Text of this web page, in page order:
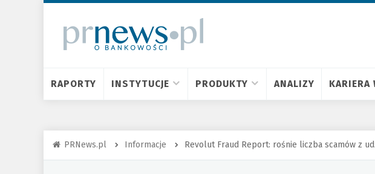
RAPORTY INSTYTUCJE PRODUKTY ANALIZY KARIERA
PRNews.pl Informacje Revolut Fraud Report: rośnie liczba scamów z